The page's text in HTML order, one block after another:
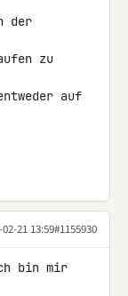
der
zu
auf
21 13:59#1155930
bin mir